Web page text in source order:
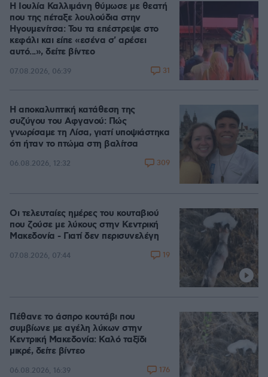
Η Ιουλία Καλλιμάνη θύμωσε με θεατή
που της πέταξε λουλούδια στην
Ηγουμενίτσα: Του τα επέστρεψε στο
κεφάλι και είπε «εσένα σ' αρέσει
αυτό...», δείτε βίντεο
07.08.2026, 06:39 31
Η αποκαλυπτική κατάθεση της
συζύγου του Αφγανού: Πώς
γνωρίσαμε τη Λίσα, γιατί υποψιάστηκα
ότι ήταν το πτώμα στη βαλίτσα
06.08.2026, 12:32 309
Οι τελευταίες ημέρες του κουταβιού
που ζούσε με λύκους στην Κεντρική
Μακεδονία - Γιατί δεν περισυνελέγη
07.08.2026, 07:44 19
Πέθανε το άσπρο κουτάβι που
συμβίωνε με αγέλη λύκων στην
Κεντρική Μακεδονία: Καλό ταξίδι
μικρέ, δείτε βίντεο
06.08.2026, 16:39 176